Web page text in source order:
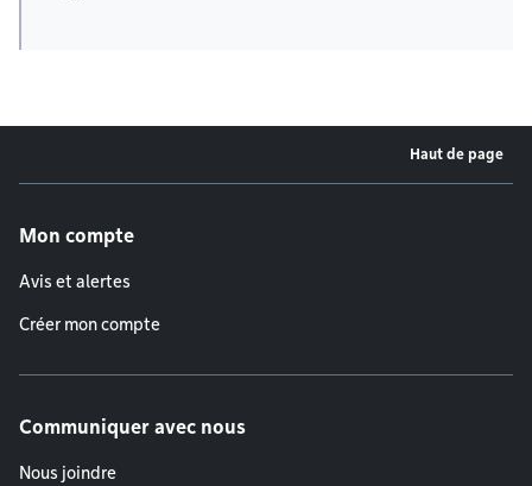
Haut de page
Mon compte
Avis et alertes
Créer mon compte
Communiquer avec nous
Nous joindre